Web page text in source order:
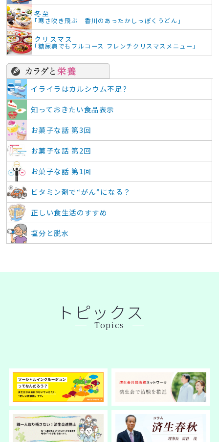
冬至
「寒さ吹き飛ぶ 香川のあったかしっぽくうどん」
クリスマス
「糖尿病でもフルコース フレンチクリスマスメニュー」
イライラはカルシウム不足?
知っておきたい食品表示
お菓子な話 第3回
お菓子な話 第2回
お菓子な話 第1回
ビタミン剤で“がん”になる？
正しい食生活のすすめ
塩分と脱水
トピックス
Topics